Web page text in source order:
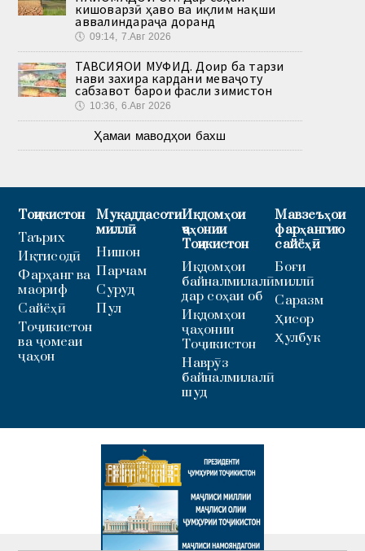
кишоварзӣ ҳаво ва иқлим нақши
аввалиндараҷа доранд
🕔 09:14, 7.Авг 2026
ТАВСИЯҲОИ МУФИД. Доир ба тарзи
нави захира кардани меваҷоту
сабзавот барои фасли зимистон
🕔 10:36, 6.Авг 2026
Ҳамаи маводҳои бахш
Тоҷикистон
Таърих
Иқтисодӣ
Фарҳанг ва
маориф
Сайёҳӣ
Тоҷикистон
ва ҷомеаи
ҷаҳон
Муқаддасоти
миллӣ
Нишон
Парчам
Суруд
Пул
Иқдомҳои
ҷаҳонии
Тоҷикистон
Иқдомҳои
байналмилалӣ
дар соҳаи об
Иқдомҳои
ҷаҳонии
Тоҷикистон
Наврӯз
байналмилалӣ
шуд
Мавзеъҳои
фарҳангию
сайёҳӣ
Боғи
миллӣ
Саразм
Ҳисор
Ҳулбук